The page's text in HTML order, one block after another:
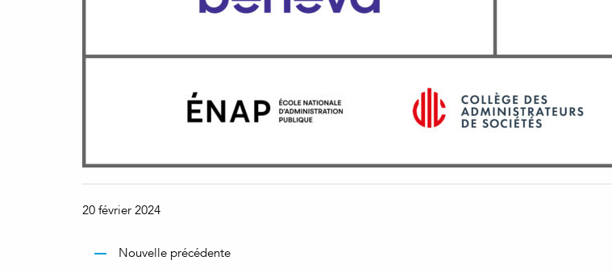
20 février 2024
Nouvelle précédente